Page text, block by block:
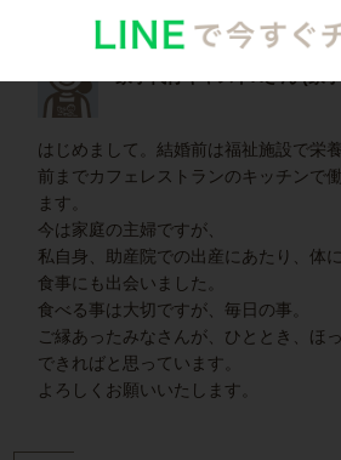
はじめまして。結婚前は福祉施設で栄
前までカフェレストランのキッチンで
ます。
今は家庭の主婦ですが、
私自身、助産院での出産にあたり、体
食事にも出会いました。
食べる事は大切ですが、毎日の事。
ご縁あったみなさんが、ひととき、ほ
できればと思っています。
よろしくお願いいたします。